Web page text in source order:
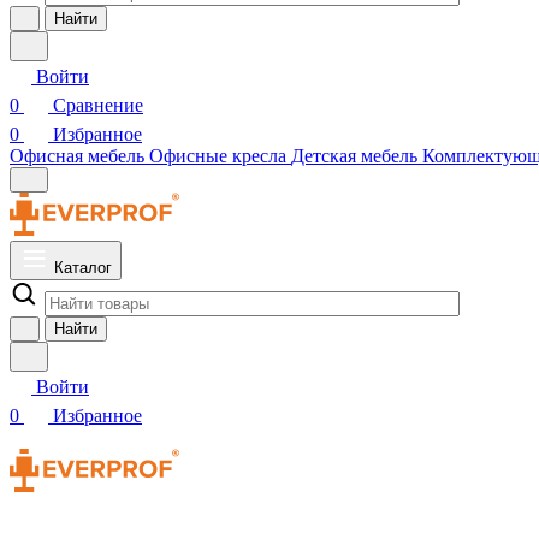
Найти
Войти
0
Сравнение
0
Избранное
Офисная мебель Офисные кресла Детская мебель
Каталог
Найти
Войти
0
Избранное